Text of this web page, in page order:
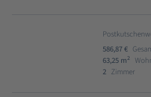
586,87 €
63,25 m2
2 Zimmer